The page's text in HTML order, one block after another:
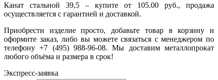
Канат стальной 39,5 – купите от 105.00 руб., продажа
осуществляется с гарантией и доставкой.
Приобрести изделие просто, добавьте товар в корзину и
оформите заказ, либо вы можете связаться с менеджером по
телефону +7 (495) 988-96-08. Мы доставим металлопрокат
любого объёма и размера в срок!
Экспресс-заявка